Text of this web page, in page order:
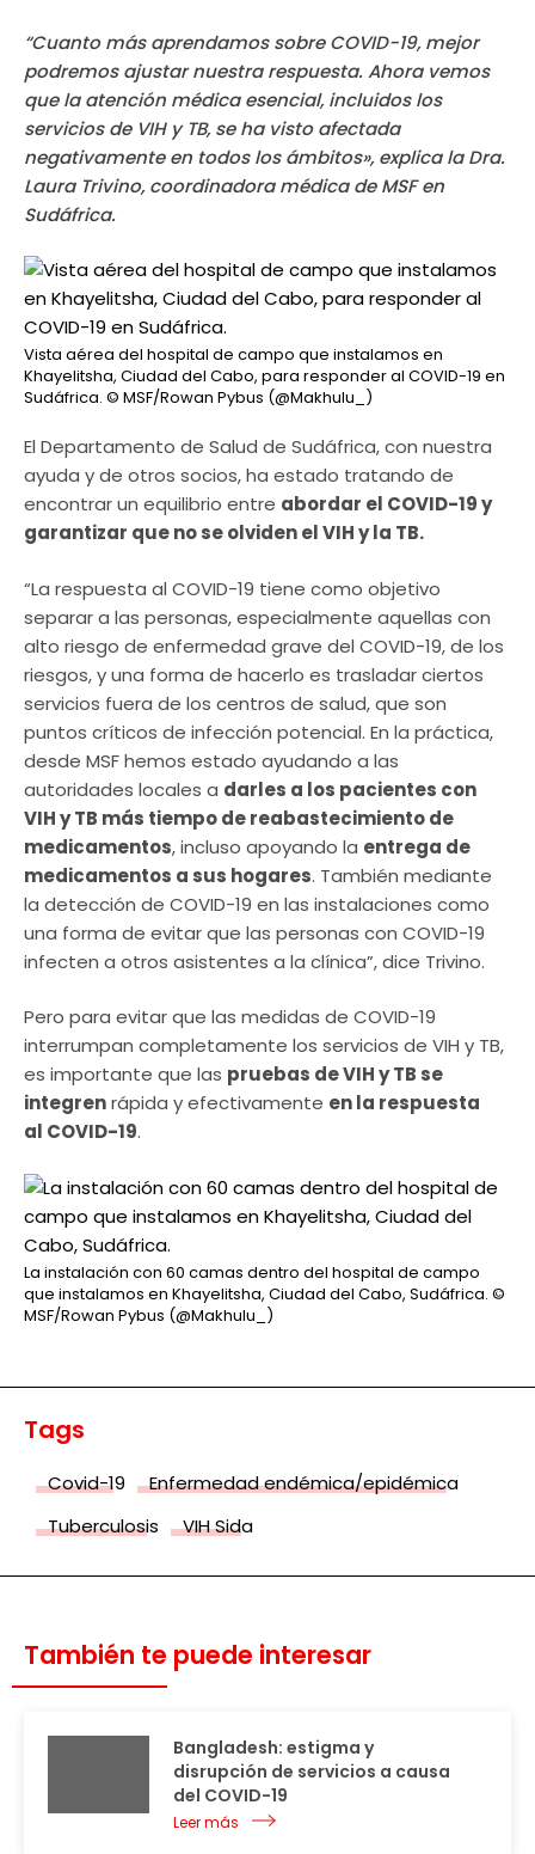
“Cuanto más aprendamos sobre COVID-19, mejor
podremos ajustar nuestra respuesta. Ahora vemos
que la atención médica esencial, incluidos los
servicios de VIH y TB, se ha visto afectada
negativamente en todos los ámbitos», explica la Dra.
Laura Trivino, coordinadora médica de MSF en
Sudáfrica.
Vista aérea del hospital de campo que instalamos en
Khayelitsha, Ciudad del Cabo, para responder al COVID-19 en
Sudáfrica. © MSF/Rowan Pybus (@Makhulu_)
El Departamento de Salud de Sudáfrica, con nuestra
ayuda y de otros socios, ha estado tratando de
encontrar un equilibrio entre abordar el COVID-19 y
garantizar que no se olviden el VIH y la TB.
“La respuesta al COVID-19 tiene como objetivo
separar a las personas, especialmente aquellas con
alto riesgo de enfermedad grave del COVID-19, de los
riesgos, y una forma de hacerlo es trasladar ciertos
servicios fuera de los centros de salud, que son
puntos críticos de infección potencial. En la práctica,
desde MSF hemos estado ayudando a las
autoridades locales a darles a los pacientes con
VIH y TB más tiempo de reabastecimiento de
medicamentos, incluso apoyando la entrega de
medicamentos a sus hogares. También mediante
la detección de COVID-19 en las instalaciones como
una forma de evitar que las personas con COVID-19
infecten a otros asistentes a la clínica”, dice Trivino.
Pero para evitar que las medidas de COVID-19
interrumpan completamente los servicios de VIH y TB,
es importante que las pruebas de VIH y TB se
integrenrápida y efectivamente en la respuesta
al COVID-19.
La instalación con 60 camas dentro del hospital de campo
que instalamos en Khayelitsha, Ciudad del Cabo, Sudáfrica. ©
MSF/Rowan Pybus (@Makhulu_)
Tags
Covid-19
Enfermedad endémica/epidémica
Tuberculosis
VIH Sida
También te puede interesar
Bangladesh: estigma y
disrupción de servicios a causa
del COVID-19
Leer más